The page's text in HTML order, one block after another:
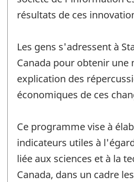
résultats de ces
Les gens s'adressent à
Canada pour obtenir une
explication des
économiques de ces
Ce programme vise à
indicateurs utiles à
liée aux sciences et à la
Canada, dans un cadre